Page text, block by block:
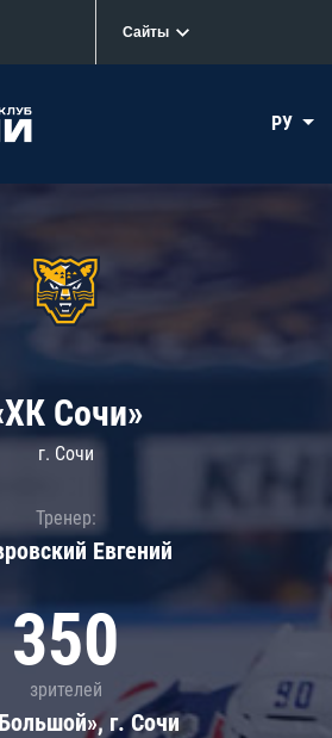
Сайты
РУ
Сочи»
г. Сочи
Тренер:
Евгений
350
зрителей
г. Сочи